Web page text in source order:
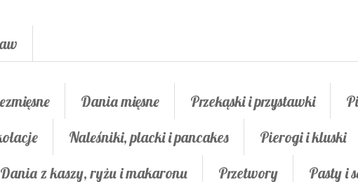
Dania mięsne Przekąski i przystawki
Naleśniki, placki i pancakes Pierogi i kluski
Dania z kaszy, ryżu i makaronu Przetwory Pasty i